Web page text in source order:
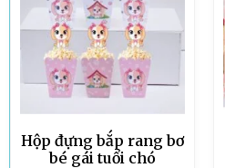
Hộp đựng bắp rang bơ
bé gái tuổi chó